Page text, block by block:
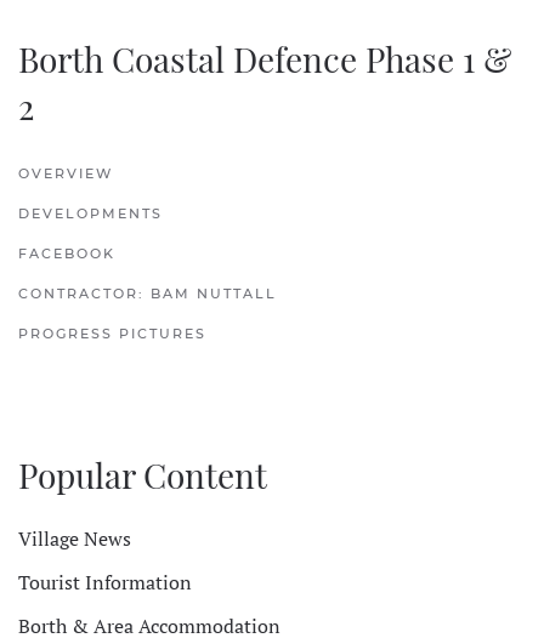
Borth Coastal Defence Phase 1 &
2
OVERVIEW
DEVELOPMENTS
FACEBOOK
CONTRACTOR: BAM NUTTALL
PROGRESS PICTURES
Popular Content
Village News
Tourist Information
Borth & Area Accommodation